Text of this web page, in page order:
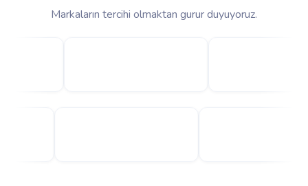
Markaların tercihi olmaktan gurur duyuyoruz.